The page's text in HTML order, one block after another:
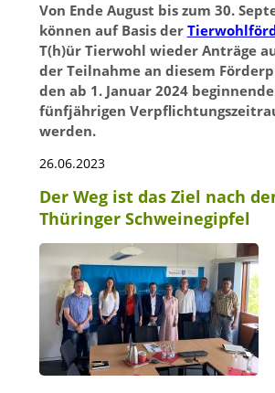
Von Ende August bis zum 30.
können auf Basis der
T(h)ür Tierwohl wieder Anträge
der Teilnahme an diesem
den ab 1. Januar 2024
fünfjährigen
werden.
26.06.2023
Der Weg ist das Ziel nach
Thüringer Schweinegipfel